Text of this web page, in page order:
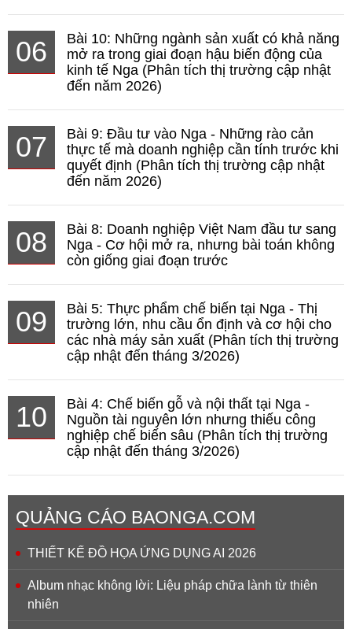
06
Bài 10: Những ngành sản xuất có khả năng
mở ra trong giai đoạn hậu biến động của
kinh tế Nga (Phân tích thị trường cập nhật
đến năm 2026)
07
Bài 9: Đầu tư vào Nga - Những rào cản
thực tế mà doanh nghiệp cần tính trước khi
quyết định (Phân tích thị trường cập nhật
đến năm 2026)
08
Bài 8: Doanh nghiệp Việt Nam đầu tư sang
Nga - Cơ hội mở ra, nhưng bài toán không
còn giống giai đoạn trước
09
Bài 5: Thực phẩm chế biến tại Nga - Thị
trường lớn, nhu cầu ổn định và cơ hội cho
các nhà máy sản xuất (Phân tích thị trường
cập nhật đến tháng 3/2026)
10
Bài 4: Chế biến gỗ và nội thất tại Nga -
Nguồn tài nguyên lớn nhưng thiếu công
nghiệp chế biến sâu (Phân tích thị trường
cập nhật đến tháng 3/2026)
QUẢNG CÁO BAONGA.COM
THIẾT KẾ ĐỒ HỌA ỨNG DỤNG AI 2026
Album nhạc không lời: Liệu pháp chữa lành từ thiên
nhiên